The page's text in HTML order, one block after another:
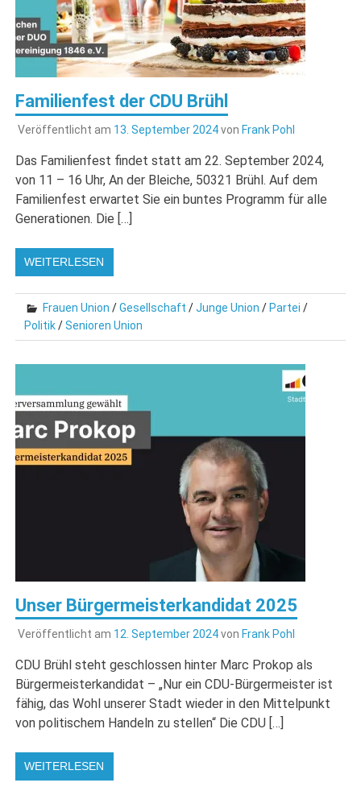
Familienfest der CDU Brühl
Veröffentlicht am 13. September 2024von Frank Pohl
Das Familienfest findet statt am 22. September 2024,
von 11 – 16 Uhr, An der Bleiche, 50321 Brühl. Auf dem
Familienfest erwartet Sie ein buntes Programm für alle
Generationen. Die […]
WEITERLESEN
Frauen Union /Gesellschaft /Junge Union / Partei /
Politik/Senioren Union
Unser Bürgermeisterkandidat 2025
Veröffentlicht am 12. September 2024von Frank Pohl
CDU Brühl steht geschlossen hinter Marc Prokop als
Bürgermeisterkandidat – „Nur ein CDU-Bürgermeister ist
fähig, das Wohl unserer Stadt wieder in den Mittelpunkt
von politischem Handeln zu stellen“ Die CDU […]
WEITERLESEN